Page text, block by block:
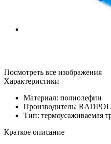
Посмотреть все изображения
Характеристики
Материал: полиолефин
Производитель: RADPOL
Тип: термоусаживаемая
Краткое описание